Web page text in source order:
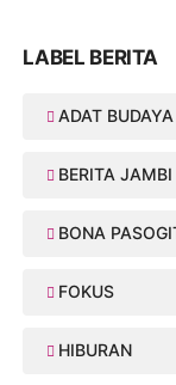
LABEL BERITA
ADAT BUDAYA
BERITA JAMBI
BONA
FOKUS
HIBURAN